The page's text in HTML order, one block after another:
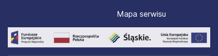
Mapa serwisu